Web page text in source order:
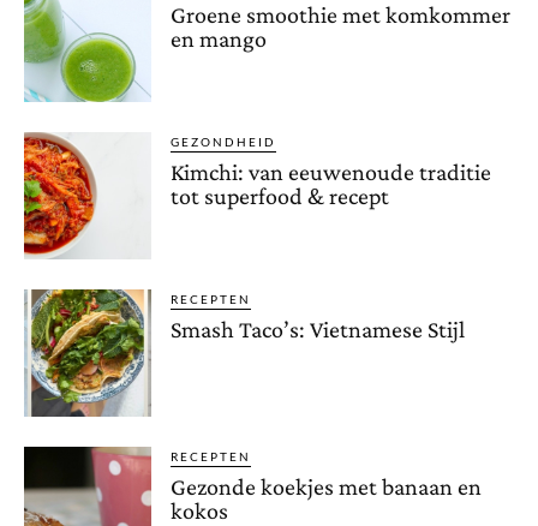
Groene smoothie met komkommer
en mango
GEZONDHEID
Kimchi: van eeuwenoude traditie
tot superfood & recept
RECEPTEN
Smash Taco’s: Vietnamese Stijl
RECEPTEN
Gezonde koekjes met banaan en
kokos